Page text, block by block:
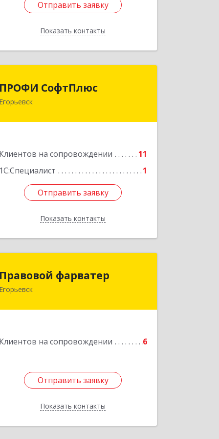
Отправить заявку
Показать контакты
Отправить заявку
Назад
ПРОФИ СофтПлюс
Егорьевск
Клиентов на сопровождении
11
1С:Специалист
1
Отправить заявку
Показать контакты
ПРОФИ СофтПлюс
140301, Московская обл, Егорьевск г,
Подробнее
Отправить заявку
Назад
Правовой фарватер
Егорьевск
Клиентов на сопровождении 6
Отправить заявку
Показать контакты
Правовой фарватер
Отправить заявку
Назад